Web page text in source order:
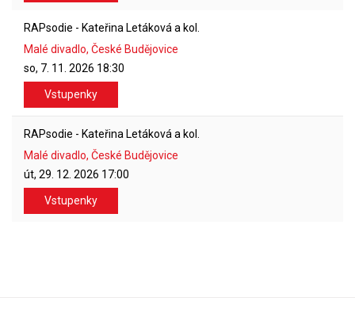
RAPsodie - Kateřina Letáková a kol.
Malé divadlo, České Budějovice
so, 7. 11. 2026 18:30
Vstupenky
RAPsodie - Kateřina Letáková a kol.
Malé divadlo, České Budějovice
út, 29. 12. 2026 17:00
Vstupenky